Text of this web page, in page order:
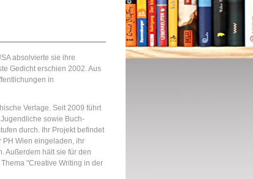
absolvierte sie ihre
Gedicht erschien 2002. Aus
in
Verlage. Seit 2009 führt
sowie Buch-
durch. Ihr Projekt befindet
PH Wien eingeladen, ihr
Außerdem hält sie für den
"Creative Writing in der